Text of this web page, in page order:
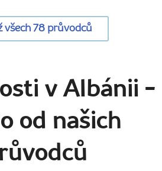
všech 78 průvodců
v Albánii -
od našich